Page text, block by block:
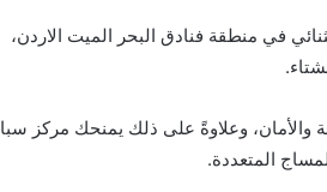
في منطقة فنادق البحر الميت الاردن،
والأمان، وعلاوةً على ذلك يمنحك مركز سبا
المتعددة.